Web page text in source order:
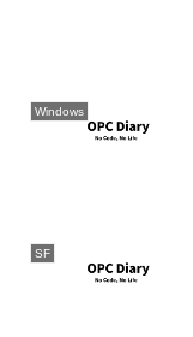
Windows
SF